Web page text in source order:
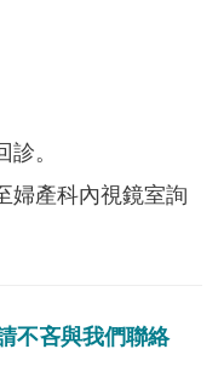
。
婦產科內視鏡室詢
不吝與我們聯絡